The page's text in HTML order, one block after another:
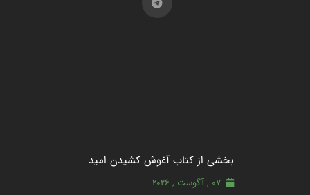
بخشی از کتاب آغوش کشیدن امید
07 , آگوست , 2026